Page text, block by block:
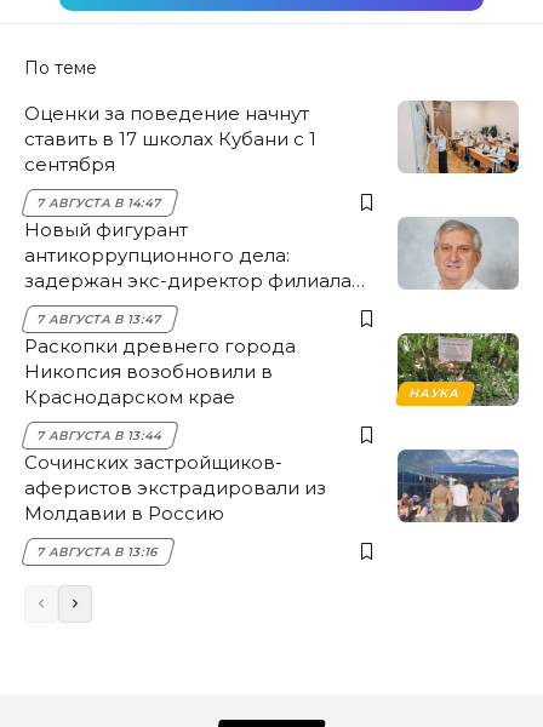
По теме
Оценки за поведение начнут
ставить в 17 школах Кубани с 1
сентября
7 АВГУСТА В 14:47
Новый фигурант
антикоррупционного дела:
задержан экс-директор филиала
НЭСК Крымска
7 АВГУСТА В 13:47
НАУКА
Раскопки древнего города
Никопсия возобновили в
Краснодарском крае
7 АВГУСТА В 13:44
Сочинских застройщиков-
аферистов экстрадировали из
Молдавии в Россию
7 АВГУСТА В 13:16